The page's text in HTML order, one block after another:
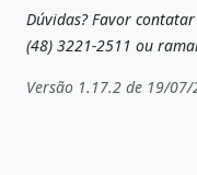
Dúvidas? Favor
(48) 3221-2511 ou
Versão 1.17.2 de 19/